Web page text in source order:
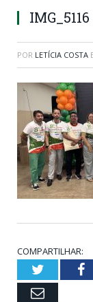
IMG_5116
POR LETÍCIA COSTA
COMPARTILHAR:
Twitter
Email